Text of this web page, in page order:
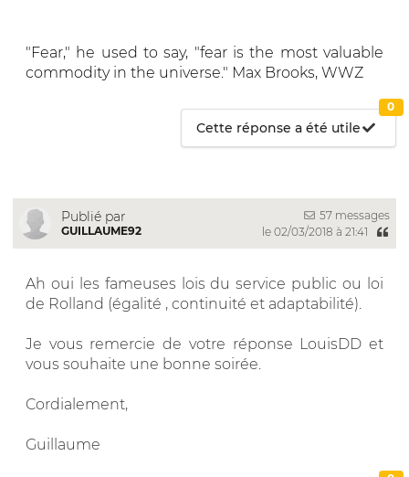
"Fear," he used to say, "fear is the most valuable
commodity in the universe." Max Brooks, WWZ
Cette réponse a été utile
0
Publié par
GUILLAUME92
57 messages
le 02/03/2018 à 21:41
Ah oui les fameuses lois du service public ou loi
de Rolland (égalité , continuité et adaptabilité).
Je vous remercie de votre réponse LouisDD et
vous souhaite une bonne soirée.
Cordialement,
Guillaume